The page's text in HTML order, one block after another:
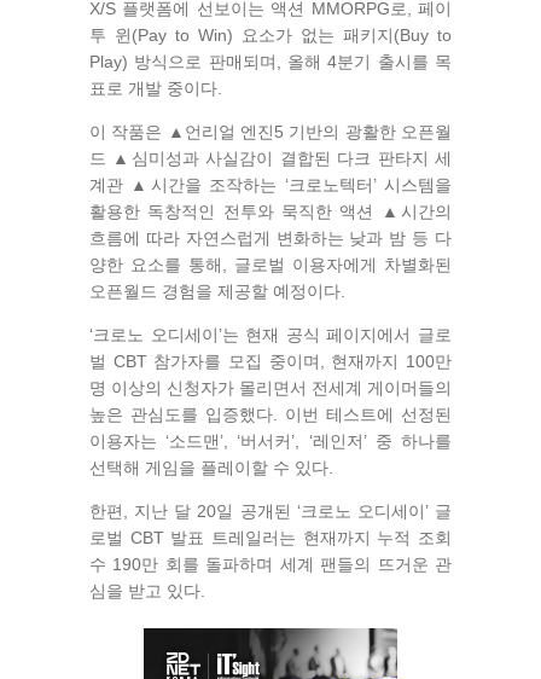
X/S 플랫폼에 선보이는 액션 MMORPG로, 페이
투 윈(Pay to Win) 요소가 없는 패키지(Buy to
Play) 방식으로 판매되며, 올해 4분기 출시를 목
표로 개발 중이다.
이 작품은 ▲언리얼 엔진5 기반의 광활한 오픈월
드 ▲심미성과 사실감이 결합된 다크 판타지 세
계관 ▲시간을 조작하는 ‘크로노텍터’ 시스템을
활용한 독창적인 전투와 묵직한 액션 ▲시간의
흐름에 따라 자연스럽게 변화하는 낮과 밤 등 다
양한 요소를 통해, 글로벌 이용자에게 차별화된
오픈월드 경험을 제공할 예정이다.
‘크로노 오디세이’는 현재 공식 페이지에서 글로
벌 CBT 참가자를 모집 중이며, 현재까지 100만
명 이상의 신청자가 몰리면서 전세계 게이머들의
높은 관심도를 입증했다. 이번 테스트에 선정된
이용자는 ‘소드맨’, ‘버서커’, ‘레인저’ 중 하나를
선택해 게임을 플레이할 수 있다.
한편, 지난 달 20일 공개된 ‘크로노 오디세이’ 글
로벌 CBT 발표 트레일러는 현재까지 누적 조회
수 190만 회를 돌파하며 세계 팬들의 뜨거운 관
심을 받고 있다.